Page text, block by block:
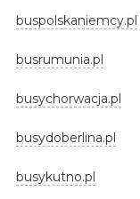
buspolskaniemcy.pl
busrumunia.pl
busychorwacja.pl
busydoberlina.pl
busykutno.pl